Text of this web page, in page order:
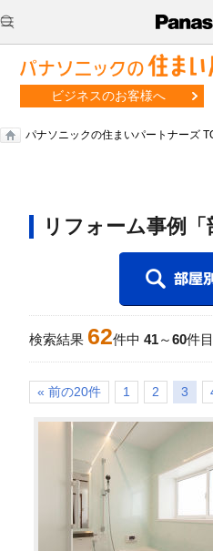
ビジネスのお客様へ
パナソニックの住まいパートナーズ
リフォーム事例
検索結果 62件中 41～60件
« 前の20件 1 2 3